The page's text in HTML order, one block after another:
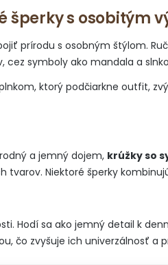
c
i
e
p
r
v
k
p
i
s
k
o
a
n
e
šperky s osobitým
prírodu s osobným štýlom.
symboly ako mandala a
ktorý podčiarkne outfit,
a jemný dojem, krúžky so
Niektoré šperky
Hodí sa ako jemný detail k
čo zvyšuje ich univerzálnosť a